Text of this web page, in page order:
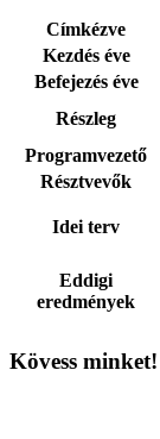
Címkézve
Kezdés éve
Befejezés éve
Részleg
Programvezető
Résztvevők
Idei terv
Eddigi
eredmények
Kövess minket!